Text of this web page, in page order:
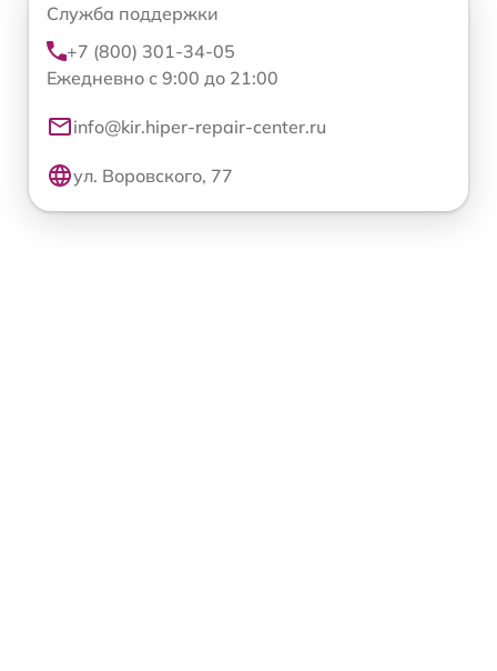
Служба поддержки
+7 (800) 301-34-05
Ежедневно с 9:00 до 21:00
info@kir.hiper-repair-center.ru
ул. Воровского, 77